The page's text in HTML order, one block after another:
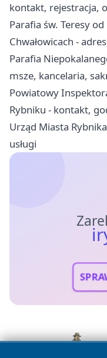
kontakt, rejestracja,
Parafia św. Teresy
Chwałowicach -
Parafia
msze, kancelaria,
Powiatowy
Rybniku - kontakt,
Urząd Miasta
usługi